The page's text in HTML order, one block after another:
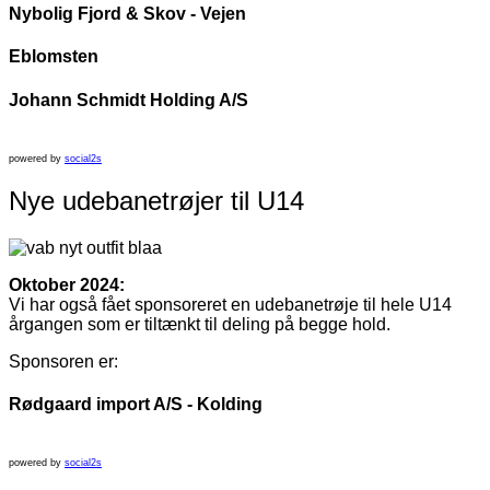
Nybolig Fjord & Skov - Vejen
Eblomsten
Johann Schmidt Holding A/S
powered by social2s
Nye udebanetrøjer til U14
Oktober 2024:
Vi har også fået sponsoreret en udebanetrøje til hele U14
årgangen som er tiltænkt til deling på begge hold.
Sponsoren er:
Rødgaard import A/S - Kolding
powered by social2s